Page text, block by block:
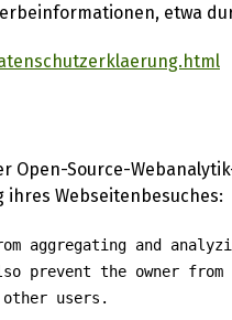
etwa
Open-Source-
Webseitenbesuches:
aggregating and
the owner from
users.